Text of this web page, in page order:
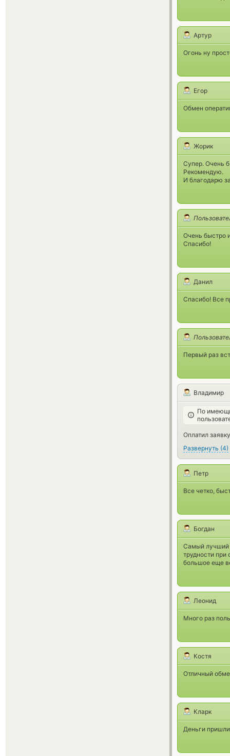
Артур
Огонь ну
Егор
Обмен
Жорик
Супер. Очень
Рекомендую.
И благодарю
Очень быстро
Спасибо!
Данил
Спасибо! Все
Первый раз
Владимир
По
Оплатил
Развернуть (4)
Петр
Все четко,
Богдан
Самый лучший
трудности при
большое еще
Леонид
Много раз
Костя
Отличный
Кларк
Деньги